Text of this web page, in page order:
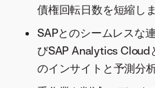
債権回転日数を短縮しま
SAPとのシームレスな
びSAP Analytics Cloud
のインサイトと予測分